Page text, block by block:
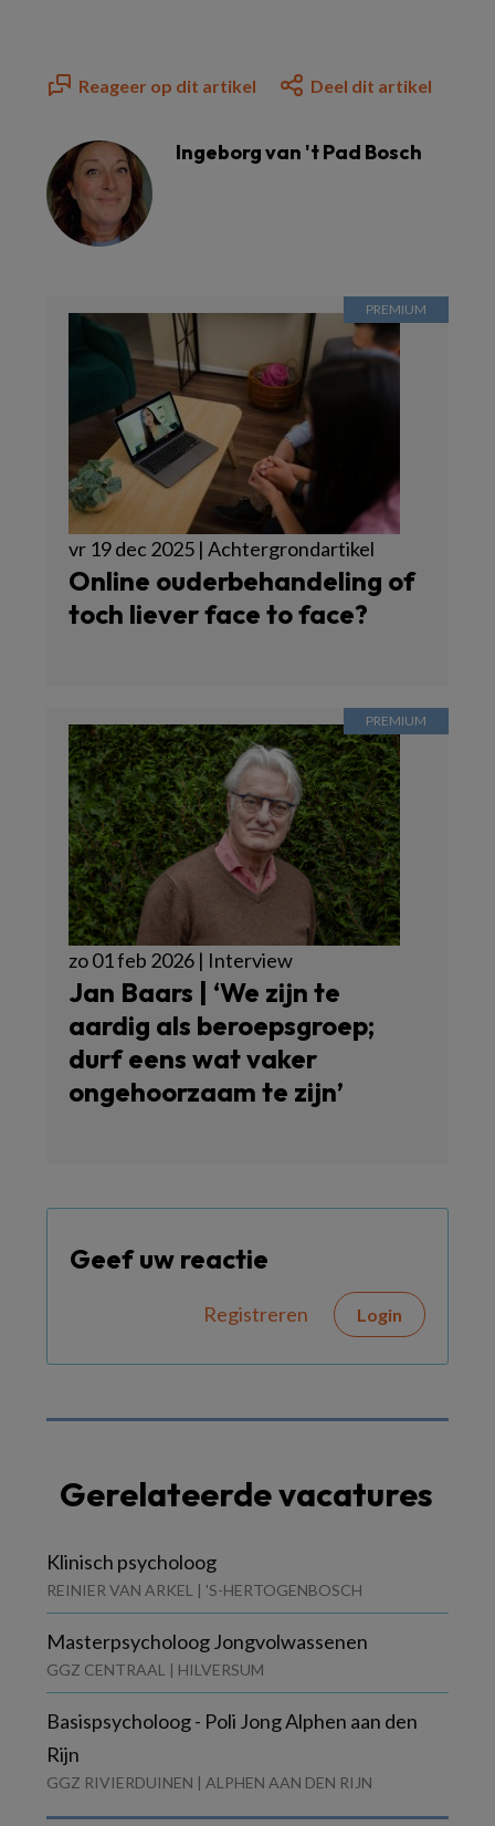
Reageer op dit artikel Deel dit artikel
Ingeborg van 't Pad Bosch
vr 19 dec 2025 | Achtergrondartikel
Online ouderbehandeling of
toch liever face to face?
zo 01 feb 2026 | Interview
Jan Baars | ‘We zijn te
aardig als beroepsgroep;
durf eens wat vaker
ongehoorzaam te zijn’
Geef uw reactie
Registreren Login
Gerelateerde vacatures
Klinisch psycholoog
REINIER VAN ARKEL | 'S-HERTOGENBOSCH
Masterpsycholoog Jongvolwassenen
GGZ CENTRAAL | HILVERSUM
Basispsycholoog - Poli Jong Alphen aan den
Rijn
GGZ RIVIERDUINEN | ALPHEN AAN DEN RIJN